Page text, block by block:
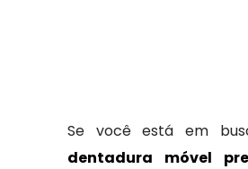
Se você está em
dentadura móvel